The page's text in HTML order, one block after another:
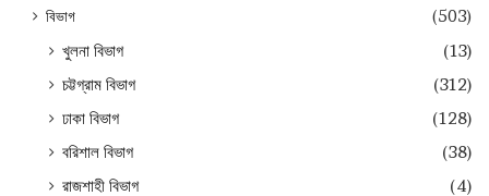
বিভাগ
(503)
খুলনা বিভাগ
(13)
চট্টগ্রাম বিভাগ
(312)
ঢাকা বিভাগ
(128)
বরিশাল বিভাগ
(38)
রাজশাহী বিভাগ
(4)